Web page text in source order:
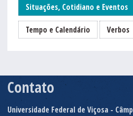
Situações, Cotidiano e Eventos
Tempo e Calendário Verbos
Contato
Universidade Federal de Viçosa -